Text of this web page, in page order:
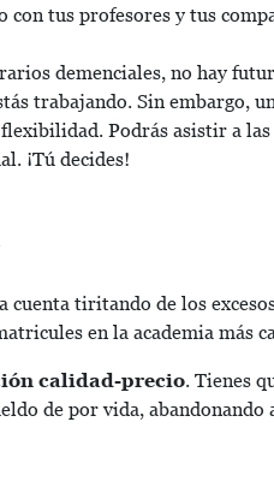
tus profesores y tus
demenciales, no hay
trabajando. Sin embargo,
Podrás asistir a las
¡Tú decides!
cuenta tiritando de los
en la academia más
calidad-precio. Tienes
de por vida,